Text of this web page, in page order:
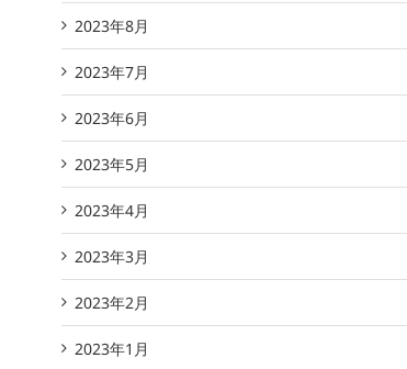
2023年8月
2023年7月
2023年6月
2023年5月
2023年4月
2023年3月
2023年2月
2023年1月